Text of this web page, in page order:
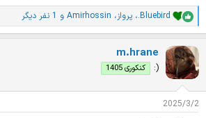
ا
م
ی
ا
ز
ت
:
.Bluebird، پرواز، Amirhossin و 1 نفر دیگر
m.hrane
:) کنکوری 1405
2025/3/2